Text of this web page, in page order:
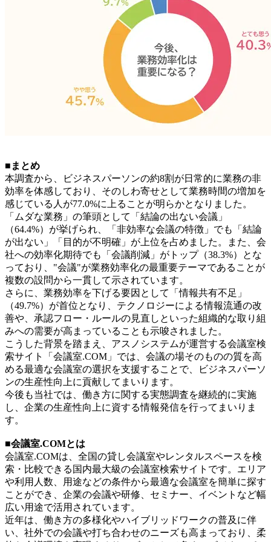
■まとめ
本調査から、ビジネスパーソンの約8割が日常的に業務の非
効率を体感しており、そのしわ寄せとして業務時間の増加を
感じている人が77.0%に上ることが明らかとなりました。
「ムダな業務」の筆頭として「結論の出ない会議」
（64.4%）が挙げられ、「非効率な会議の特徴」でも「結論
が出ない」「目的が不明確」が上位を占めました。また、会
社への効率化期待でも「会議削減」がトップ（38.3%）とな
っており、"会議"が業務効率化の最重要テーマであることが
複数の設問から一貫して示されています。
さらに、業務効率を下げる要因として「情報共有不足」
（49.7%）が首位となり、テクノロジーによる情報流通の改
善や、承認フロー・ルールの見直しといった組織的な取り組
みへの需要が高まっていることも示唆されました。
こうした背景を踏まえ、アスノシステムが運営する会議室検
索サイト「会議室.COM」では、会議の場そのものの質を高
める最適な会議室の選択を支援することで、ビジネスパーソ
ンの生産性向上に貢献してまいります。
今後も当社では、働き方に関する実態調査を継続的に実施
し、企業の生産性向上に資する情報発信を行ってまいりま
す。
■会議室.COMとは
会議室.COMは、全国の貸し会議室やレンタルスペースを検
索・比較できる国内最大級の会議室検索サイトです。エリア
や利用人数、用途などの条件から最適な会議室を簡単に探す
ことができ、企業の会議や研修、セミナー、イベントなど幅
広い用途で活用されています。
近年は、働き方の多様化やハイブリッドワークの普及に伴
い、社外での会議や打ち合わせのニーズも高まっており、柔